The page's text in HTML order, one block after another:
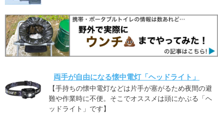
両手が自由になる懐中電灯「ヘッドライト」
【手持ちの懐中電灯などは片手が塞がるため夜間の避
難や作業時に不便。そこでオススメは頭にかぶる「ヘ
ッドライト」です】